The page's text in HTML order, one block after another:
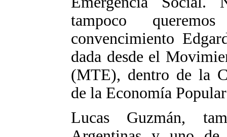
tampoco
convencimiento
dada desde el
(MTE), dentro de la
de la Economía
Lucas Guzmán,